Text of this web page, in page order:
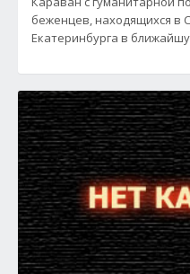
беженцев, находящихся в
Екатеринбурга в